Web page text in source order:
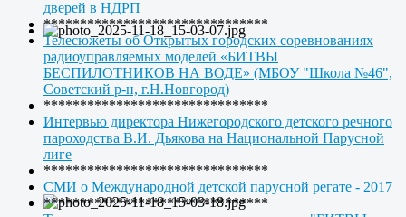
дверей в НДРП
*******************************
Телесюжеты об Открытых городских соревнованиях
радиоуправляемых моделей «БИТВЫ
БЕСПИЛОТНИКОВ НА ВОДЕ» (МБОУ "Школа №46",
Советский р-н, г.Н.Новгород)
*******************************
Интервью директора Нижегородского детского речного
пароходства В.И. Дьякова на Национальной Парусной
лиге
*******************************
СМИ о Международной детской парусной регате - 2017
*******************************